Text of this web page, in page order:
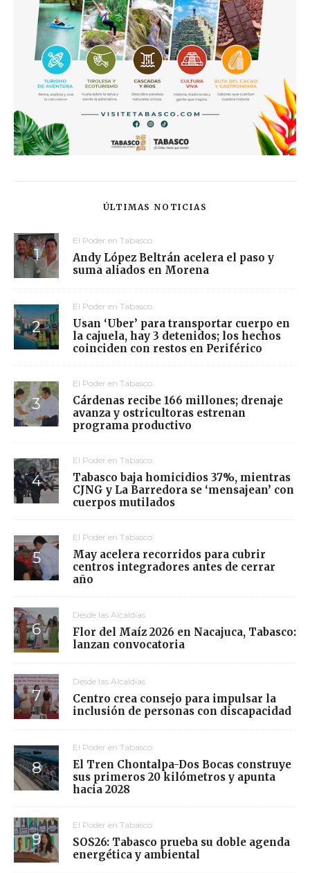
ÚLTIMAS NOTICIAS
El Poder en Tabasco
Andy López Beltrán acelera el paso y
suma aliados en Morena
El Poder en Tabasco
Usan ‘Uber’ para transportar cuerpo en
la cajuela, hay 3 detenidos; los hechos
coinciden con restos en Periférico
El Poder en Tabasco
Cárdenas recibe 166 millones; drenaje
avanza y ostricultoras estrenan
programa productivo
El Poder en Tabasco
Tabasco baja homicidios 37%, mientras
CJNG y La Barredora se ‘mensajean’ con
cuerpos mutilados
El Poder en Tabasco
May acelera recorridos para cubrir
centros integradores antes de cerrar
año
Desde las Alcaldías
Flor del Maíz 2026 en Nacajuca, Tabasco:
lanzan convocatoria
Desde las Alcaldías
Centro crea consejo para impulsar la
inclusión de personas con discapacidad
El Poder en Tabasco
El Tren Chontalpa-Dos Bocas construye
sus primeros 20 kilómetros y apunta
hacia 2028
El Poder en Tabasco
SOS26: Tabasco prueba su doble agenda
energética y ambiental